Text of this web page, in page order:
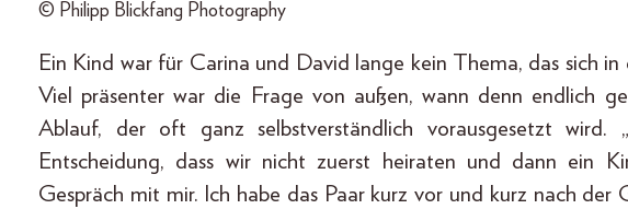
© Philipp Blickfang Photography
Ein Kind war für Carina und David lange kein Thema, das sich
Viel präsenter war die Frage von außen, wann denn endlich
Ablauf, der oft ganz selbstverständlich vorausgesetzt wird.
Entscheidung, dass wir nicht zuerst heiraten und dann ein
Gespräch mit mir. Ich habe das Paar kurz vor und kurz nach